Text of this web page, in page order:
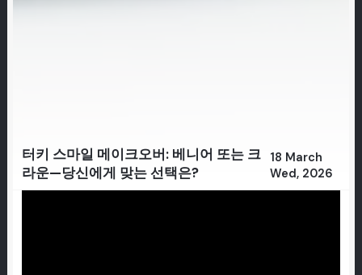
터키 스마일 메이크오버: 베니어 또는 크
라운—당신에게 맞는 선택은?
18 March
Wed, 2026